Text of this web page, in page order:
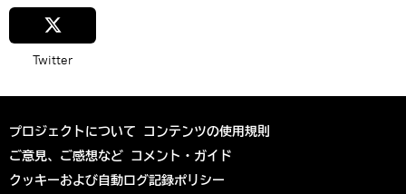
Twitter
プロジェクトについて コンテンツの使用規則
ご意見、ご感想など コメント・ガイド
クッキーおよび自動ログ記録ポリシー